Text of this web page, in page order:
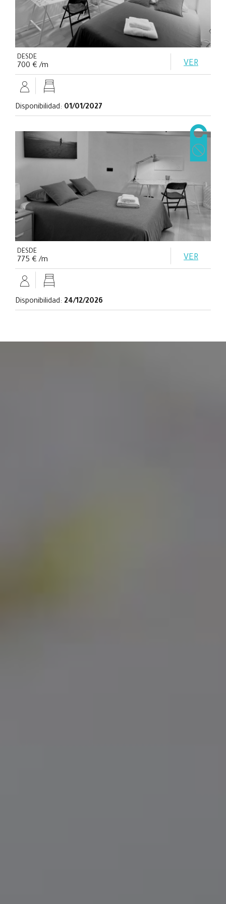
DESDE
700 € /m VER
Disponibilidad: 01/01/2027
DESDE
775 € /m VER
Disponibilidad: 24/12/2026